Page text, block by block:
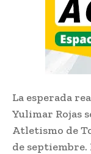
La esperada
Yulimar Rojas
Atletismo de
de